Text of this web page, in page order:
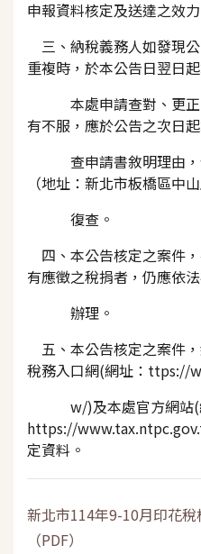
申報資料核定及送達之效力
三、納稅義務人如發現
重複時，於本公告日翌日
本處申請查對、更正
有不服，應於公告之次日
查申請書敘明理由，
（地址：新北市板橋區中
復查。
四、本公告核定之案件
有應徵之稅捐者，仍應依
辦理。
五、本公告核定之案件
稅務入口網(網址：ttps://
w/)及本處官方網站(
https://
定資料。
新北市114年9-10月印花
（PDF）